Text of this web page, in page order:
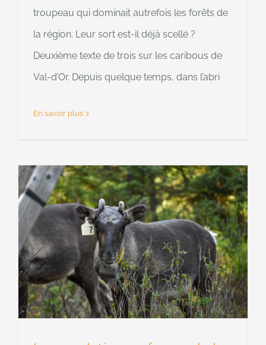
troupeau qui dominait autrefois les forêts de
la région. Leur sort est-il déjà scellé ?
Deuxième texte de trois sur les caribous de
Val-d’Or. Depuis quelque temps, dans l’abri
En savoir plus